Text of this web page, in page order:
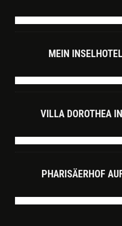
MEIN
VILLA DOROTHEA
PHARISÄERHOF